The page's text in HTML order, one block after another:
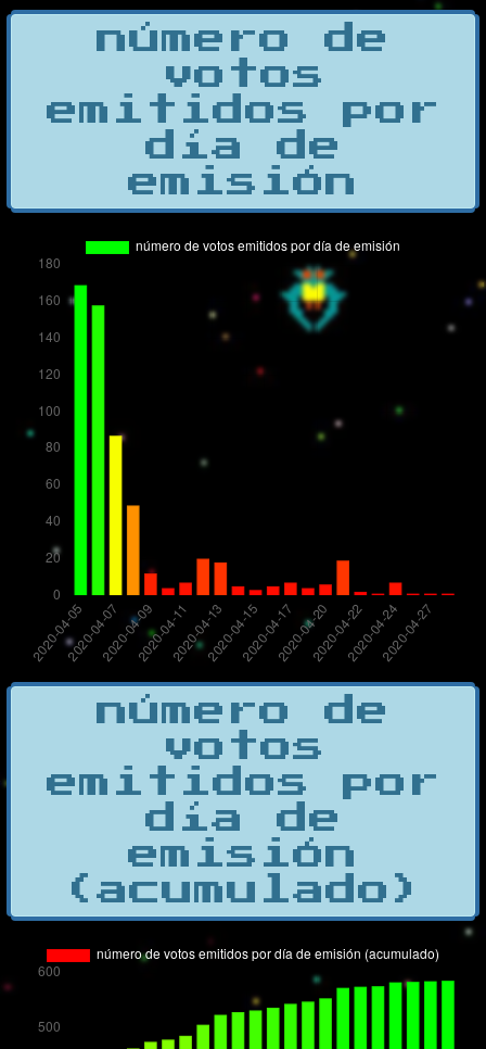
número de
votos
emitidos por
día de
emisión
número de
votos
emitidos por
día de
emisión
(acumulado)